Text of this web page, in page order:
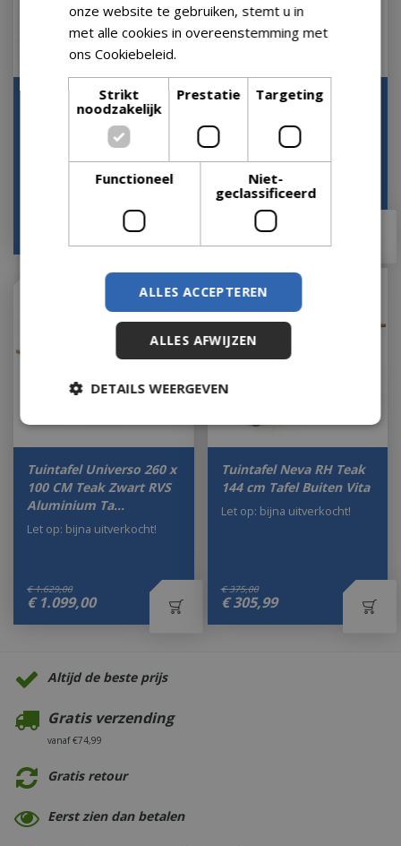
Tuintafel Veltis
180x90cm
Let op: bijna uitverkocht!
Tuintafel Cento
00
699,99
Let op: bijna uitverkocht!
Tuintafel Universo 260 x
100 CM Teak Zwart RVS
Aluminium Ta…
€ 1.629,00
€ 1.099,00
Let op: bijna uitverkocht!
Tuintafel Neva RH Teak
144 cm Tafel Buiten Vita
€ 375,00
€ 305,99
Let op: bijna uitverkocht!
Altijd de beste prijs
Gratis verzending
vanaf €74,99
Gratis retour
Eerst zien dan betalen
onze website te gebruiken, stemt u in
met alle cookies in overeenstemming met
ons Cookiebeleid.
Strikt
noodzakelijk
Prestatie Targeting
Functioneel
Niet-
geclassificeerd
ALLES ACCEPTEREN
ALLES AFWIJZEN
DETAILS WEERGEVEN